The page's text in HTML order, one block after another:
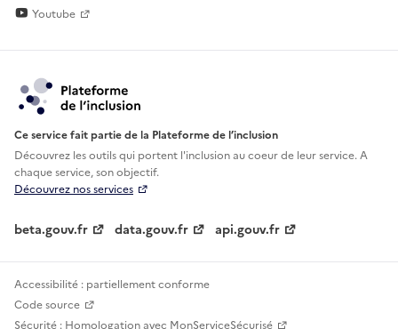
Youtube
Ce service fait partie de la Plateforme de l’inclusion
Découvrez les outils qui portent l'inclusion aucoeur de leur service. A
chaque service, son objectif.
Découvrez nos services
beta.gouv.fr data.gouv.fr api.gouv.fr
Accessibilité : partiellement conforme
Code source